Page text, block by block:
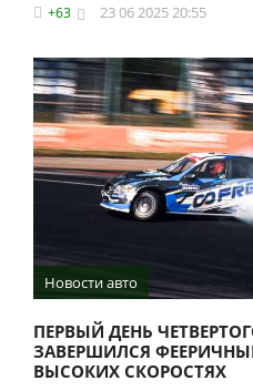
+63 23 06 2025 20:55
Новости авто
ПЕРВЫЙ ДЕНЬ
ЗАВЕРШИЛСЯ
ВЫСОКИХ СКОРОСТЯХ